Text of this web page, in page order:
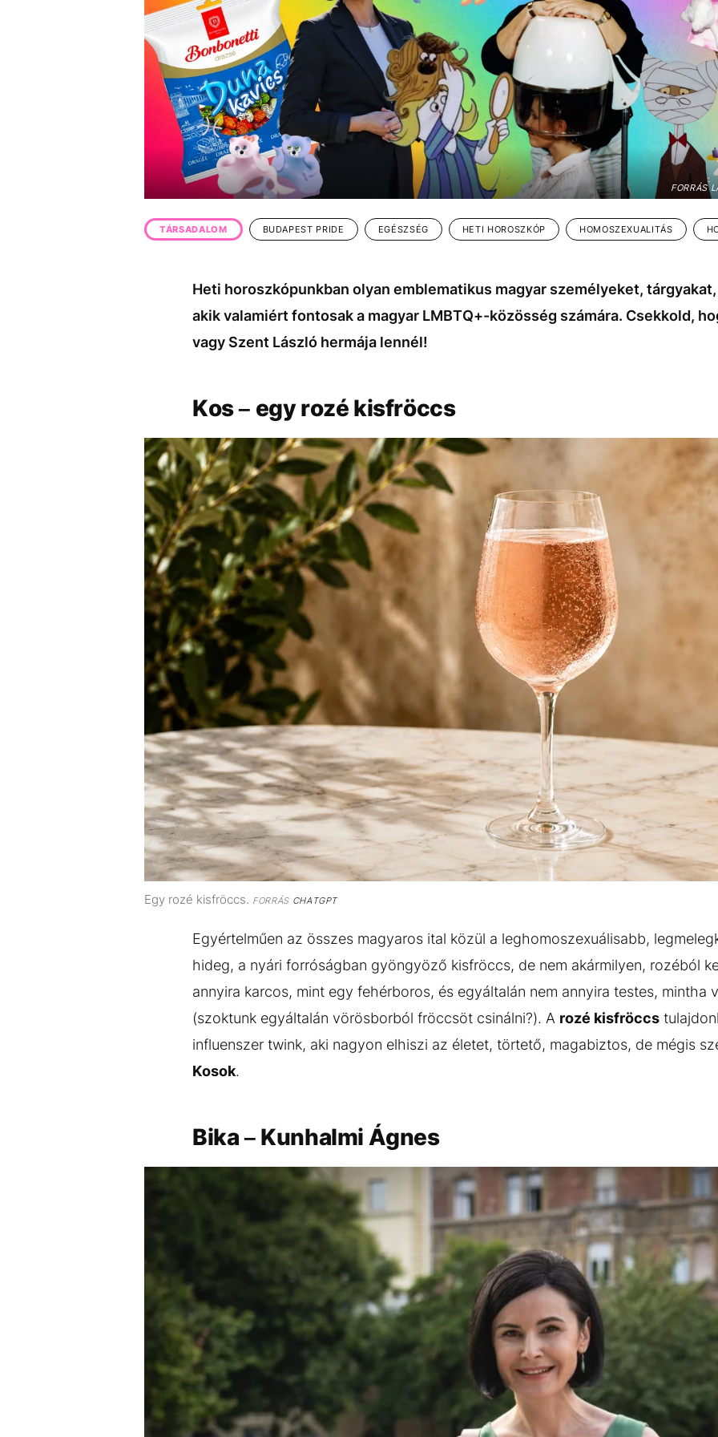
EGYÉB FORMÁTUMOK
Kiemelt tartalmakVideó Kvíz
REFRESHER
MédiaajánlatImpresszum
FORRÁS
TÁRSADALOM BUDAPEST PRIDE EGÉSZSÉG HETI HOROSZKÓP HOMOSZEXUALITÁS
Heti horoszkópunkban olyan emblematikus magyar személyeket,
akik valamiért fontosak a magyar LMBTQ+-közösség számára. Csekkold,
vagy Szent László hermája lennél!
Kos – egy rozé kisfröccs
Egy rozé kisfröccs. FORRÁSCHATGPT
Egyértelműen az összes magyaros ital közül a leghomoszexuálisabb,
hideg, a nyári forróságban gyöngyöző kisfröccs, de nem akármilyen, rozéból
annyira karcos, mint egy fehérboros, és egyáltalán nem annyira testes, mintha
(szoktunk egyáltalán vörösborból fröccsöt csinálni?). A rozé kisfröccs
influenszer twink, aki nagyon elhiszi az életet, törtető, magabiztos, de mégis
Kosok.
Bika – Kunhalmi Ágnes